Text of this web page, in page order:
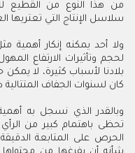
من هذا النوع من القطيع
سلاسل الإنتاج التي تعتريها
ولا أحد يمكنه إنكار أهمية
لحجم وتأثيرات الارتفاع
بلادنا لأسباب كثيرة، لا
كان لسنوات الجفاف
وبالقدر الذي نسجل به
تحظى باهتمام كبير من
الحرص على المتابعة